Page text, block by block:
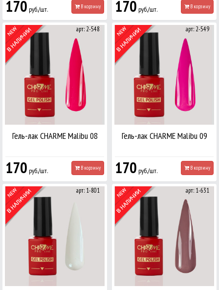
170 руб./шт. В корзину 170 руб./шт. В корзину
арт: 2-548
Гель-лак CHARME Malibu 08
170 руб./шт. В корзину
арт: 2-549
Гель-лак CHARME Malibu 09
170 руб./шт. В корзину
арт: 1-801 арт: 1-631